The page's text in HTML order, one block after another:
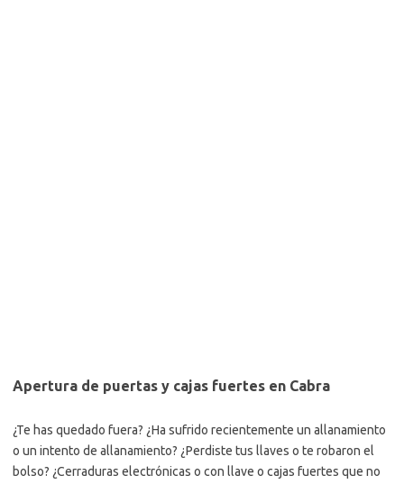
Apertura de puertas y cajas fuertes en Cabra
¿Te has quedado fuera? ¿Ha sufrido recientemente un allanamiento
o un intento de allanamiento? ¿Perdiste tus llaves o te robaron el
bolso? ¿Cerraduras electrónicas o con llave o cajas fuertes que no